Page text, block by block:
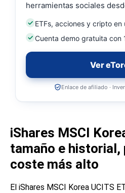
herramientas sociales
ETFs, acciones y cripto en
Cuenta demo gratuita con
Ver
Enlace de afiliado ·
iShares MSCI
tamaño e historial,
coste más alto
El iShares MSCI Korea UCITS